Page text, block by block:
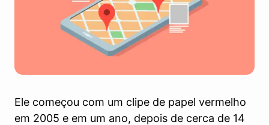
Ele começou com um clipe de papel vermelho
em 2005 e em um ano, depois de cerca de 14